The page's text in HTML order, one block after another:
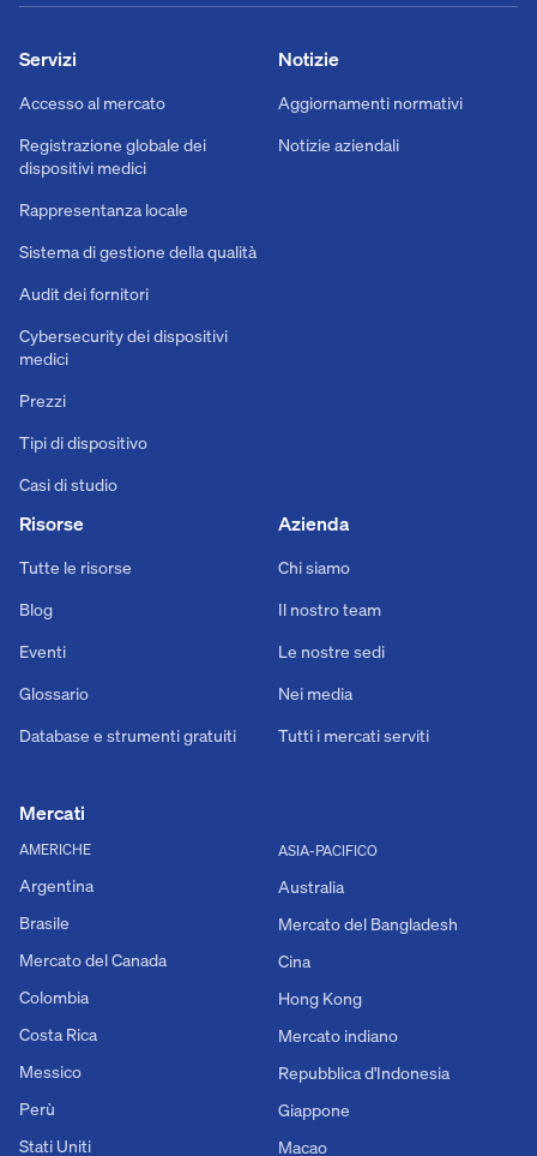
Notizie
Aggiornamenti normativi
Notizie aziendali
Servizi
Accesso al mercato
Registrazione globale dei
dispositivi medici
Rappresentanza locale
Sistema di gestione della qualità
Audit dei fornitori
Cybersecurity dei dispositivi
medici
Prezzi
Tipi di dispositivo
Casi di studio
Risorse
Tutte le risorse
Blog
Eventi
Glossario
Database e strumenti gratuiti
Azienda
Chi siamo
Il nostro team
Le nostre sedi
Nei media
Tutti i mercati serviti
Mercati
AMERICHE
Argentina
Brasile
Mercato del Canada
Colombia
Costa Rica
Messico
Perù
Stati Uniti
ASIA-PACIFICO
Australia
Mercato del Bangladesh
Cina
Hong Kong
Mercato indiano
Repubblica d'Indonesia
Giappone
Macao